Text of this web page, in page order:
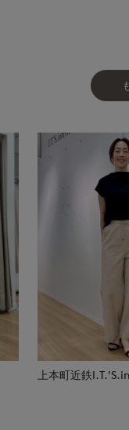
上本町近鉄